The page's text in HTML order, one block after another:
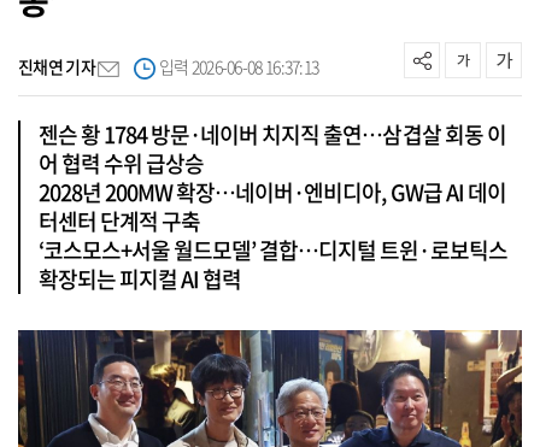
진채연 기자 입력 2026-06-08 16:37:13
젠슨 황 1784 방문·네이버 치지직 출연…삼겹살 회동 이
어 협력 수위 급상승
2028년 200MW 확장…네이버·엔비디아, GW급 AI 데이
터센터 단계적 구축
‘코스모스+서울 월드모델’ 결합…디지털 트윈·로보틱스
확장되는 피지컬 AI 협력